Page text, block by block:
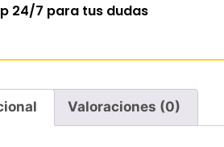
24/7 para tus dudas
Valoraciones (0)